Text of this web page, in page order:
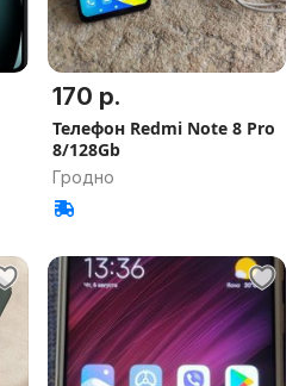
170 р.
Телефон Redmi Note 8 Pro
8/128Gb
Гродно